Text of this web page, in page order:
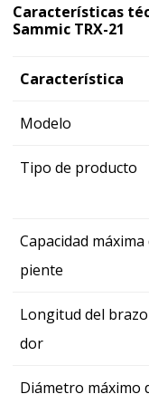
Características
Sammic TRX-21
Característica
Modelo
Tipo de producto
Capacidad máxima
piente
Longitud del
dor
Diámetro máximo